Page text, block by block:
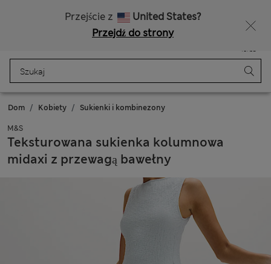
Przejście z
United States?
Przejdź do strony
Torba
Dom Kobiety Sukienki i kombinezony
M&S
Teksturowana sukienka kolumnowa
midaxi z przewagą bawełny